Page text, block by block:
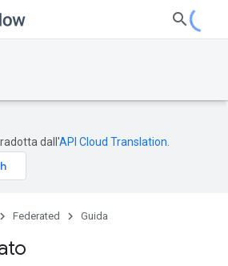
dall'API Cloud Translation
Federated Guida